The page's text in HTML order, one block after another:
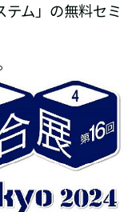
ム」の無料セミ